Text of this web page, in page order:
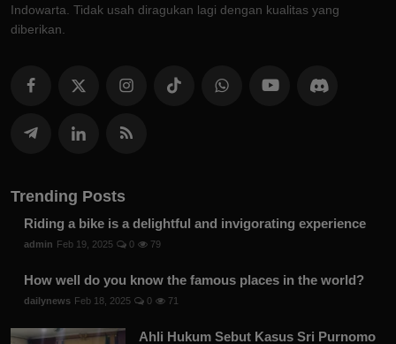
Indowarta. Tidak usah diragukan lagi dengan kualitas yang
diberikan.
Trending Posts
Riding a bike is a delightful and invigorating experience
admin Feb 19, 2025 0 79
How well do you know the famous places in the world?
dailynews Feb 18, 2025 0 71
Ahli Hukum Sebut Kasus Sri Purnomo